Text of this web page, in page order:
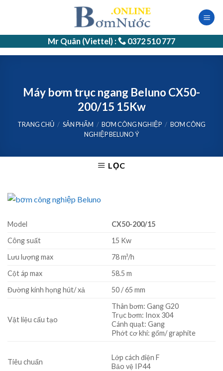
Mr Quân (Viettel) :
0372 510 777
Máy bơm trục ngang Beluno CX50-
200/15 15Kw
TRANG CHỦ / SẢN PHẨM / BƠM CÔNG NGHIỆP / BƠM CÔNG
NGHIỆP BELUNO Ý
LỌC
Model
CX50-200/15
Công suất
15 Kw
Lưu lượng max
78 m³/h
Cột áp max
58.5 m
Đường kính họng hút/ xả
50 / 65 mm
Vật liệu cấu tạo
Thân bơm: Gang G20
Trục bơm: Inox 304
Cánh quạt: Gang
Phớt cơ khí: gốm/ graphite
Tiêu chuẩn
Lớp cách điện F
Bảo vệ IP44